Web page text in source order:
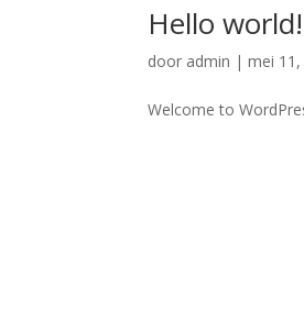
Hello world!
door admin |mei
Welcome to